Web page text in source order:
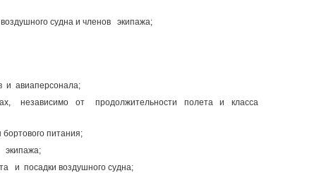
выполняются на
судна и членов экипажа;
и авиаперсонала;
независимо от продолжительности полета и класса
питания;
экипажа;
и посадки воздушного судна;